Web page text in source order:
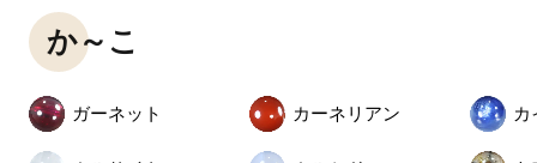
か～こ
ガーネット カーネリアン カ